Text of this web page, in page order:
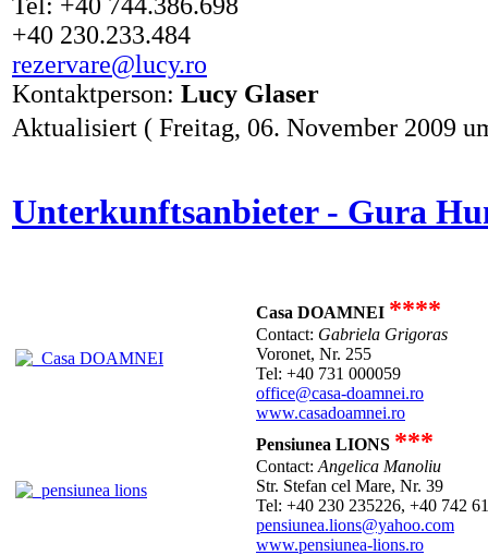
+40 230.233.484
rezervare@lucy.ro
Kontaktperson: Lucy Glaser
Aktualisiert ( Freitag, 06. November 2009
Unterkunftsanbieter - Gura
Casa DOAMNEI ****
Contact: Gabriela Grigoras
Voronet, Nr. 255
Tel: +40 731 000059
office@casa-doamnei.ro
www.casadoamnei.ro
Pensiunea LIONS ***
Contact: Angelica Manoliu
Str. Stefan cel Mare, Nr. 39
Tel: +40 230 235226, +40 742
pensiunea.lions@yahoo.com
www.pensiunea-lions.ro